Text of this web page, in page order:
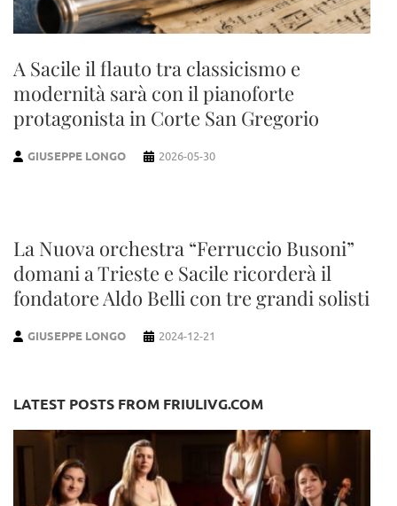
A Sacile il flauto tra classicismo e
modernità sarà con il pianoforte
protagonista in Corte San Gregorio
GIUSEPPE LONGO 2026-05-30
La Nuova orchestra “Ferruccio Busoni”
domani a Trieste e Sacile ricorderà il
fondatore Aldo Belli con tre grandi solisti
GIUSEPPE LONGO 2024-12-21
LATEST POSTS FROM FRIULIVG.COM